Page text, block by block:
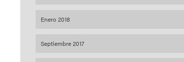
Enero 2018
Septiembre 2017